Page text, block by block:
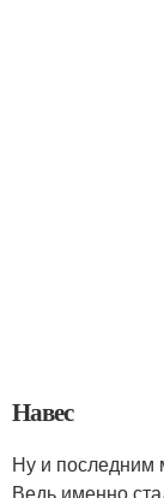
Навес
Ну и последним